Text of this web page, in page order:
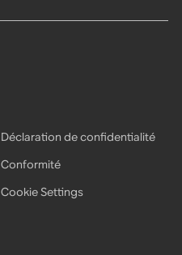
Déclaration de confidentialité
Conformité
Cookie Settings